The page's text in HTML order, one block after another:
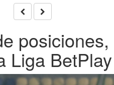
Liga BetPlay